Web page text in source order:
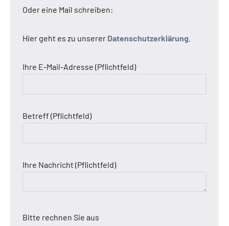
Oder eine Mail schreiben:
Hier geht es zu unserer Datenschutzerklärung
Ihre E-Mail-Adresse (Pflichtfeld)
Betreff (Pflichtfeld)
Ihre Nachricht (Pflichtfeld)
Bitte rechnen Sie aus